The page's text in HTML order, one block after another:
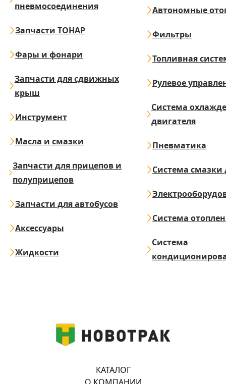
пневмосоединения
Запчасти ТОНАР
Фары и фонари
Запчасти для сдвижных
крыш
Инструмент
Масла и смазки
Запчасти для прицепов и
полуприцепов
Запчасти для автобусов
Аксессуары
Жидкости
Автономные
Фильтры
Топливная
Рулевое
Система
двигателя
Пневматика
Система смазки
Система
Система
КАТАЛОГ